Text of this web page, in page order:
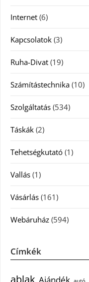
Internet (6)
Kapcsolatok (3)
Ruha-Divat (19)
Számítástechnika (10)
Szolgáltatás (534)
Táskák (2)
Tehetségkutató (1)
Vallás (1)
Vásárlás (161)
Webáruház (594)
Címkék
ablak